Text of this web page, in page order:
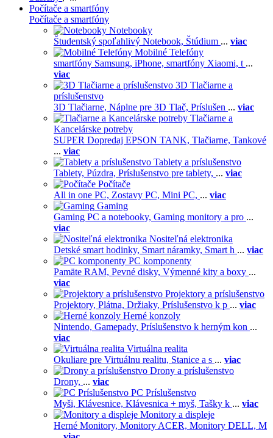
Počítače a smartfóny
Počítače a smartfóny
Notebooky
Študentský spoľahlivý Notebook, Štúdium ... viac
Mobilné Telefóny
smartfóny Samsung, iPhone, smartfóny Xiaomi, t ...
viac
3D Tlačiarne a
príslušenstvo
3D Tlačiarne, Náplne pre 3D Tlač, Príslušen ... viac
Tlačiarne a
Kancelárske potreby
SUPER Dopredaj EPSON TANK, Tlačiarne, Tankové
... viac
Tablety a príslušenstvo
Tablety, Púzdra, Príslušenstvo pre tablety, ... viac
Počítače
All in one PC, Zostavy PC, Mini PC, ... viac
Gaming
Gaming PC a notebooky, Gaming monitory a pro ...
viac
Nositeľná elektronika
Detské smart hodinky, Smart náramky, Smart h ... viac
PC komponenty
Pamäte RAM, Pevné disky, Výmenné kity a boxy ...
viac
Projektory a príslušenstvo
Projektory, Plátna, Držiaky, Príslušenstvo k p ... viac
Herné konzoly
Nintendo, Gamepady, Príslušenstvo k herným kon ...
viac
Virtuálna realita
Okuliare pre Virtuálnu realitu, Stanice a s ... viac
Drony a príslušenstvo
Drony, ... viac
PC Príslušenstvo
Myši, Klávesnice, Klávesnica + myš, Tašky k ... viac
Monitory a displeje
Herné Monitory, Monitory ACER, Monitory DELL, M